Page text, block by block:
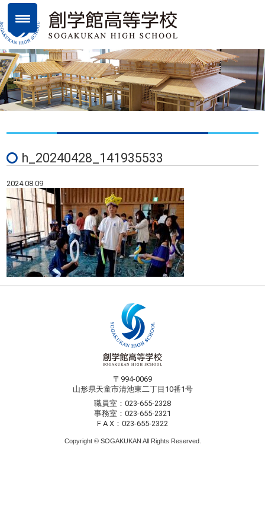
h_20240428_141935533
2024.08.09
〒994-0069
山形県天童市清池東二丁目10番1号
職員室：023-655-2328
事務室：023-655-2321
F A X：023-655-2322
Copyright © SOGAKUKAN All Rights Reserved.